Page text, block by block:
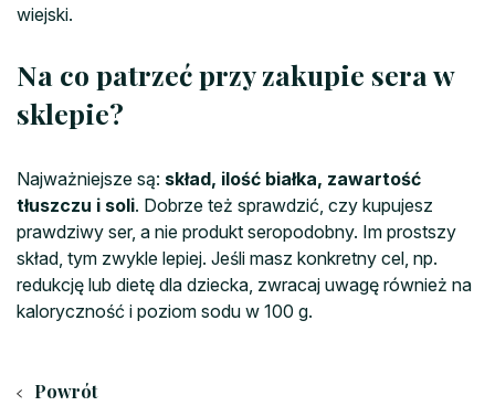
wiejski.
Na co patrzeć przy zakupie sera w
sklepie?
Najważniejsze są: skład, ilość białka, zawartość
tłuszczu i soli. Dobrze też sprawdzić, czy kupujesz
prawdziwy ser, a nie produkt seropodobny. Im prostszy
skład, tym zwykle lepiej. Jeśli masz konkretny cel, np.
redukcję lub dietę dla dziecka, zwracaj uwagę również na
kaloryczność i poziom sodu w 100 g.
Powrót